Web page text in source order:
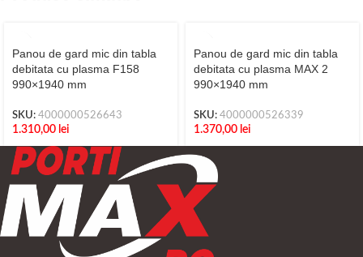
Panou de gard mic din tabla
debitata cu plasma F158
990×1940 mm
SKU: 4000000526643
1.310,00 lei
Panou de gard mic din tabla
debitata cu plasma MAX 2
990×1940 mm
SKU: 4000000526339
1.370,00 lei